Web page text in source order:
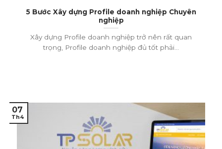
5 Bước Xây dựng Profile doanh nghiệp Chuyên
nghiệp
Xây dựng Profile doanh nghiệp trở nên rất quan
trọng, Profile doanh nghiệp đủ tốt phải...
07
Th4